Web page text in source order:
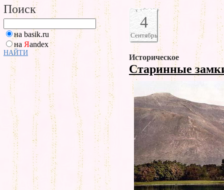
Поиск
на basik.ru
на Яandex
НАЙТИ
4
Сентябрь
Историческое
Старинные